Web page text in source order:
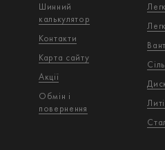
Шинний
калькулятор
Контакти
Карта сайту
Акції
Обмін і
повернення